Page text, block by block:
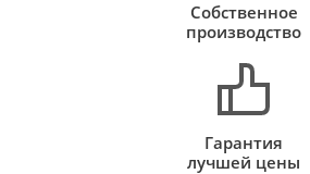
Собственное
производство
Гарантия
лучшей цены